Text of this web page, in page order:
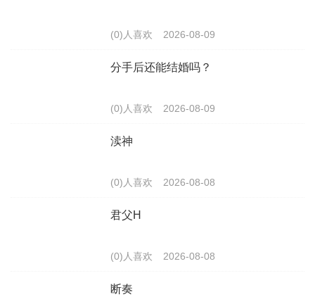
(0)人喜欢 2026-08-09
分手后还能结婚吗？
(0)人喜欢 2026-08-09
渎神
(0)人喜欢 2026-08-08
君父H
(0)人喜欢 2026-08-08
断奏